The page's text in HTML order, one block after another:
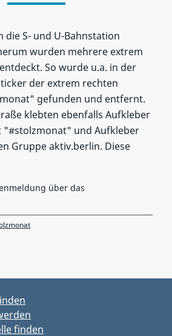
die S- und U-Bahnstation
wurden mehrere extrem
So wurde u.a. in der
der extrem rechten
gefunden und entfernt.
klebten ebenfalls Aufkleber
"#stolzmonat" und Aufkleber
Gruppe aktiv.berlin. Diese
über das
finden